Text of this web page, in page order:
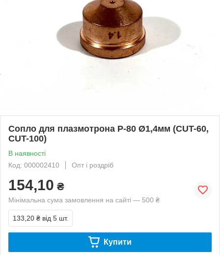
Сопло для плазмотрона P-80 Ø1,4мм (CUT-60,
CUT-100)
В наявності
Код: 000002410
Опт і роздріб
154,10 ₴
Мінімальна сума замовлення на сайті — 500 ₴
133,20 ₴ від 5 шт.
Купити